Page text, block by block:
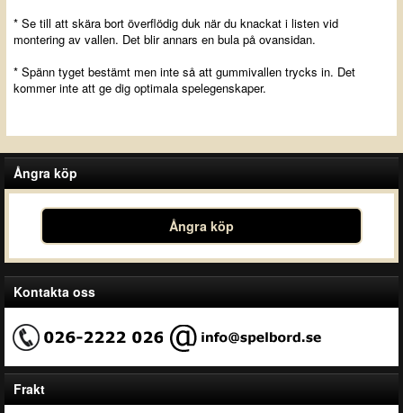
* Se till att skära bort överflödig duk när du knackat i listen vid
montering av vallen. Det blir annars en bula på ovansidan.
* Spänn tyget bestämt men inte så att gummivallen trycks in. Det
kommer inte att ge dig optimala spelegenskaper.
Ångra köp
Ångra köp
Kontakta oss
Frakt